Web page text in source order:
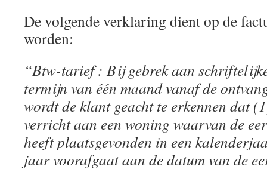
De volgende verklaring dient op de
worden:
“Btw-tarief : Bij gebrek aan
termijn van één maand vanaf de
wordt de klant geacht te erkennen dat
verricht aan een woning waarvan de
heeft plaatsgevonden in een
jaar voorafgaat aan de datum van de